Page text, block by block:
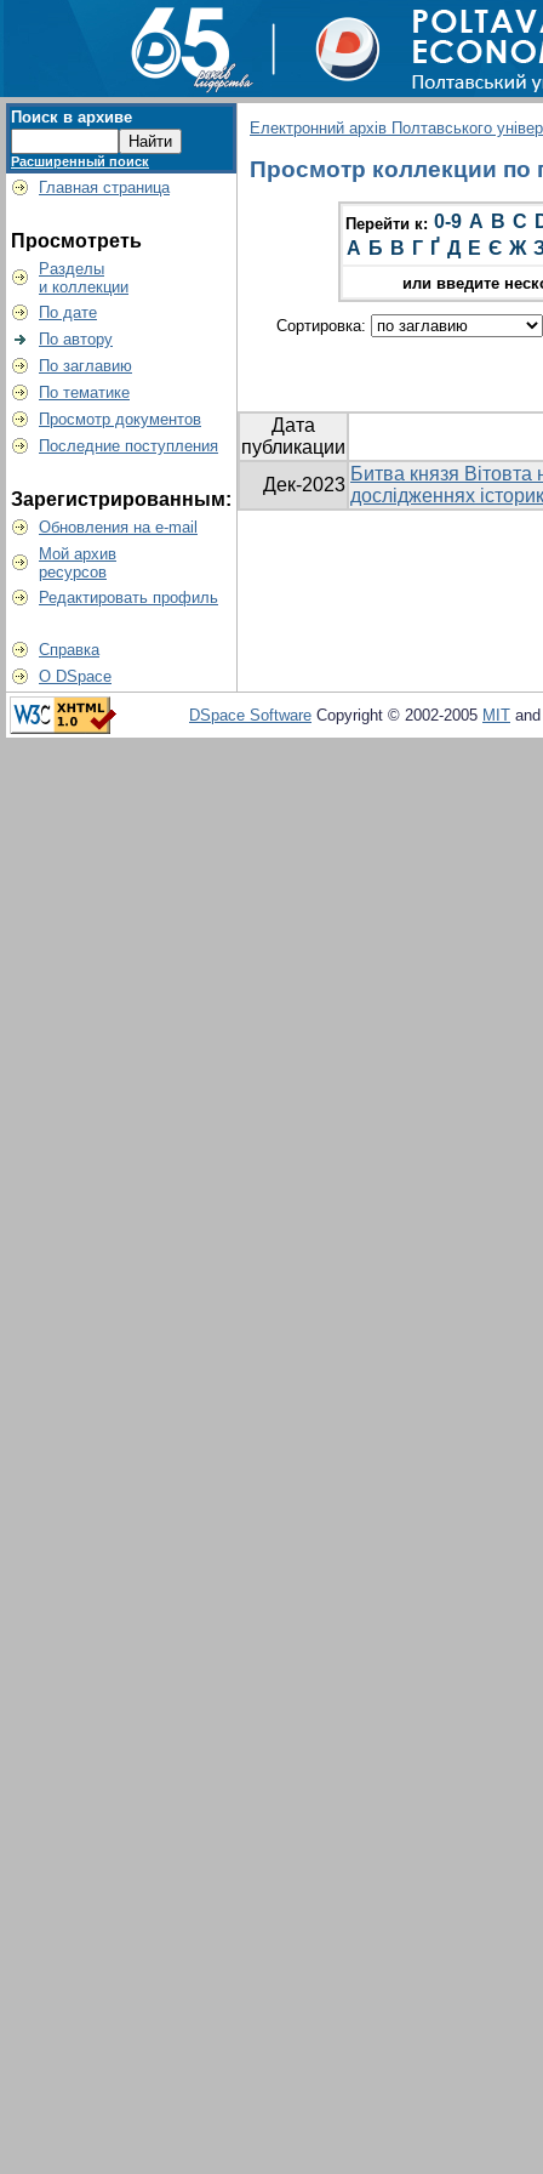
Поиск в архиве
Расширенный поиск
Главная страница
Просмотреть
Разделы
и коллекции
По дате
По автору
По заглавию
По тематике
Просмотр документов
Последние поступления
Зарегистрированным:
Обновления на e-mail
Мой архив
ресурсов
Редактировать профиль
Справка
О DSpace
Електронний архів Полтавського
Просмотр коллекции по
Перейти к: 0-9 A B C
А Б В Г Ґ Д Е Є Ж
или введите
Сортировка:
Дата
публикации
Дек-2023
Битва князя Вітовта
дослідженнях
DSpace Software Copyright © 2002-2005 MIT